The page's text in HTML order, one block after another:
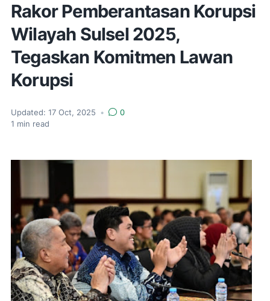
Rakor Pemberantasan Korupsi
Wilayah Sulsel 2025,
Tegaskan Komitmen Lawan
Korupsi
Updated: 17 Oct, 2025 •
0
1 min read